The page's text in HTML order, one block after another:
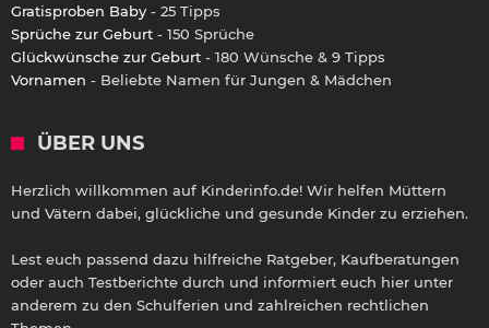
Gratisproben Baby - 25 Tipps
Sprüche zur Geburt - 150 Sprüche
Glückwünsche zur Geburt - 180 Wünsche & 9 Tipps
Vornamen - Beliebte Namen für Jungen & Mädchen
ÜBER UNS
Herzlich willkommen auf Kinderinfo.de! Wir helfen Müttern
und Vätern dabei, glückliche und gesunde Kinder zu erziehen.
Lest euch passend dazu hilfreiche Ratgeber, Kaufberatungen
oder auch Testberichte durch und informiert euch hier unter
anderem zu den Schulferien und zahlreichen rechtlichen